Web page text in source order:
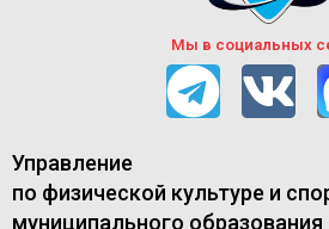
Мы в социальных
Управление
по физической культуре и
муниципального образования